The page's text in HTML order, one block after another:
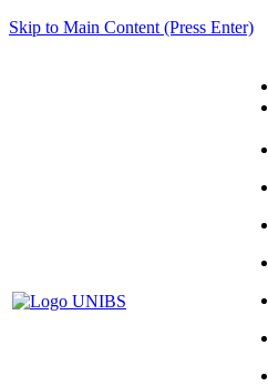
Skip to Main Content (Press Enter)